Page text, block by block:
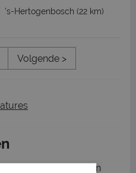
's-Hertogenbosch (22 km)
Volgende >
vacatures in